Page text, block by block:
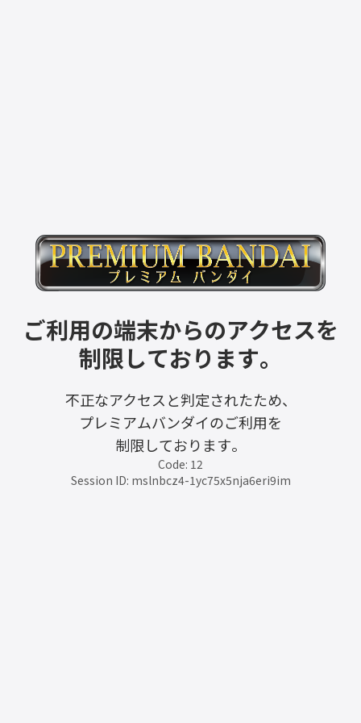
ご利用の端末からのアクセスを
制限しております。
不正なアクセスと判定されたため、
プレミアムバンダイのご利用を
制限しております。
Code: 12
Session ID: mslnbcz4-1yc75x5nja6eri9im